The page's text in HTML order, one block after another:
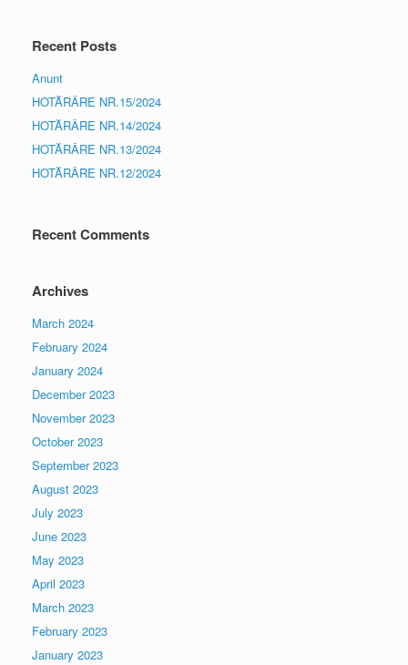
Recent Posts
Anunt
HOTĂRÂRE NR.15/2024
HOTĂRÂRE NR.14/2024
HOTĂRÂRE NR.13/2024
HOTĂRÂRE NR.12/2024
Recent Comments
Archives
March 2024
February 2024
January 2024
December 2023
November 2023
October 2023
September 2023
August 2023
July 2023
June 2023
May 2023
April 2023
March 2023
February 2023
January 2023